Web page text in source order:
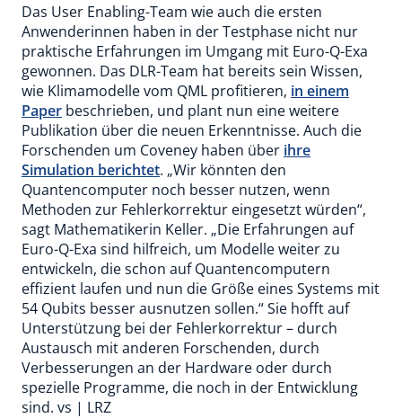
Das User Enabling-Team wie auch die ersten
Anwenderinnen haben in der Testphase nicht nur
praktische Erfahrungen im Umgang mit Euro-Q-Exa
gewonnen. Das DLR-Team hat bereits sein Wissen,
wie Klimamodelle vom QML profitieren, in einem
Paper beschrieben, und plant nun eine weitere
Publikation über die neuen Erkenntnisse. Auch die
Forschenden um Coveney haben über ihre
Simulation berichtet. „Wir könnten den
Quantencomputer noch besser nutzen, wenn
Methoden zur Fehlerkorrektur eingesetzt würden“,
sagt Mathematikerin Keller. „Die Erfahrungen auf
Euro-Q-Exa sind hilfreich, um Modelle weiter zu
entwickeln, die schon auf Quantencomputern
effizient laufen und nun die Größe eines Systems mit
54 Qubits besser ausnutzen sollen.“ Sie hofft auf
Unterstützung bei der Fehlerkorrektur – durch
Austausch mit anderen Forschenden, durch
Verbesserungen an der Hardware oder durch
spezielle Programme, die noch in der Entwicklung
sind. vs | LRZ